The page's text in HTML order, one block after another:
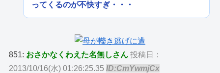
ってくるのが不快すぎ・・・
851: おさかなくわえた名無しさん 投稿日：
2013/10/16(水) 01:26:25.35ID:CmYwmjCx